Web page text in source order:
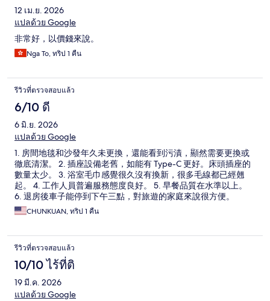
12 เม.ย. 2026
แปลด้วย Google
非常好，以價錢來說。
Nga To, ทริป 1 คืน
รีวิวที่ตรวจสอบแล้ว
6/10 ดี
6 มิ.ย. 2026
แปลด้วย Google
1. 房間地毯和沙發年久未更換，還能看到污漬，顯然需要更換或
徹底清潔。 2. 插座設備老舊，如能有 Type-C 更好。床頭插座的
數量太少。 3. 浴室毛巾感覺很久沒有換新，很多毛線都已經翹
起。 4. 工作人員普遍服務態度良好。 5. 早餐品質在水準以上。
6. 退房後車子能停到下午三點，對旅遊的家庭來說很方便。
CHUNKUAN, ทริป 1 คืน
รีวิวที่ตรวจสอบแล้ว
10/10 ไร้ที่ติ
19 มี.ค. 2026
แปลด้วย Google